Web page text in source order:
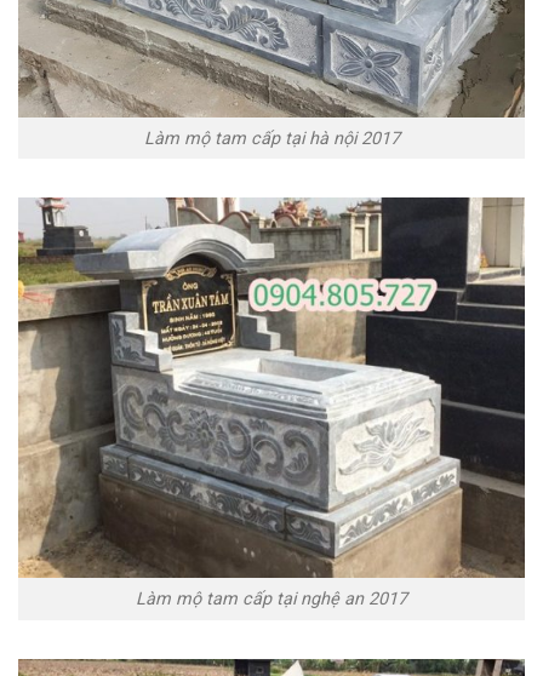
Làm mộ tam cấp tại hà nội 2017
Làm mộ tam cấp tại nghệ an 2017